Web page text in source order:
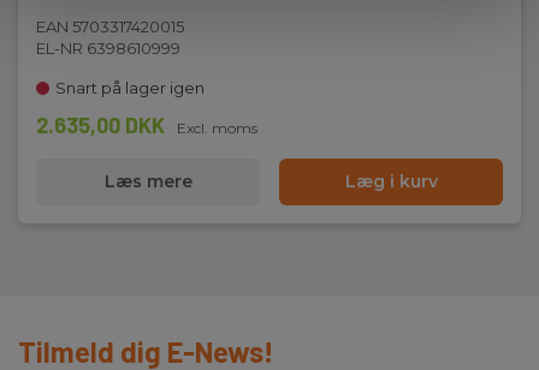
Vægt
EAN 5703317420015
EL-NR 6398610999
Snart på lager igen
2.635,00 DKK Excl. moms
Læs mere Læg i kurv
Tilmeld dig E-News!